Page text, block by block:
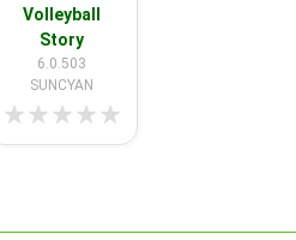
Volleyball
Story
6.0.503
SUNCYAN
★★★★★